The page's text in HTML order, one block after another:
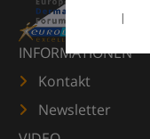
INFORMATIONEN
Kontakt
Newsletter